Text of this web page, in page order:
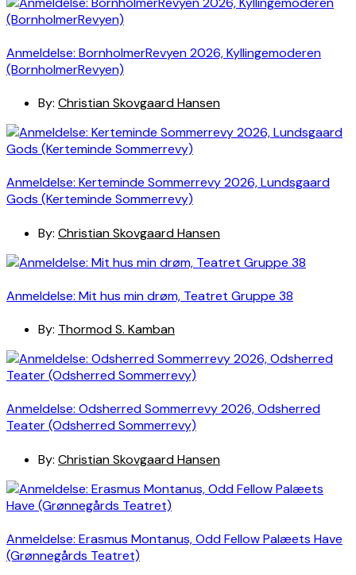
Anmeldelse: BornholmerRevyen 2026, Kyllingemoderen
(BornholmerRevyen)
By: Christian Skovgaard Hansen
Anmeldelse: Kerteminde Sommerrevy 2026, Lundsgaard
Gods (Kerteminde Sommerrevy)
By: Christian Skovgaard Hansen
Anmeldelse: Mit hus min drøm, Teatret Gruppe 38
By: Thormod S. Kamban
Anmeldelse: Odsherred Sommerrevy 2026, Odsherred
Teater (Odsherred Sommerrevy)
By: Christian Skovgaard Hansen
Anmeldelse: Erasmus Montanus, Odd Fellow Palæets Have
(Grønnegårds Teatret)